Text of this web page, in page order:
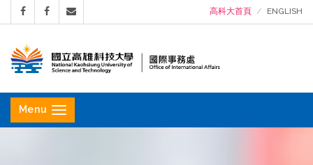
高科大首頁 ENGLISH
立
高
Menu